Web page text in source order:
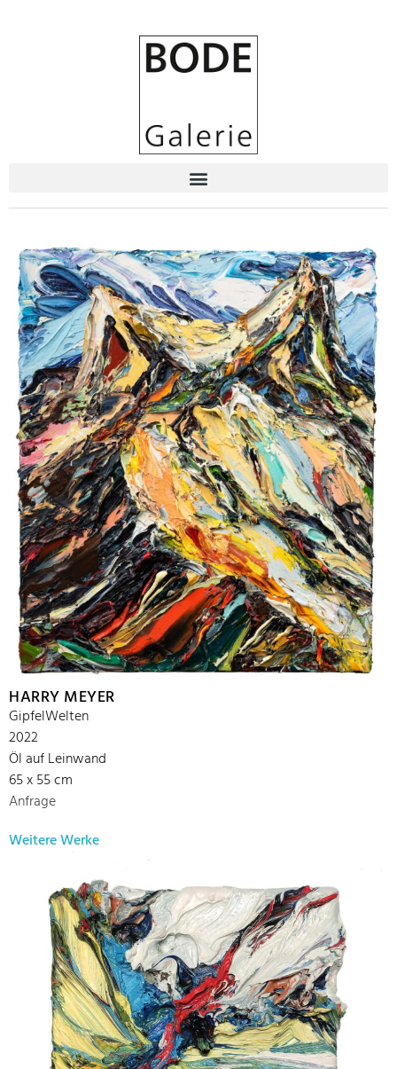
HARRY MEYER
GipfelWelten
2022
Öl auf Leinwand
65 x 55 cm
Anfrage
Weitere Werke